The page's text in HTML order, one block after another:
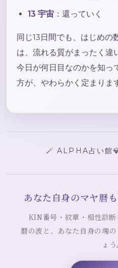
13 宇宙 ：還っていく
同じ13日間でも、はじめの
は、流れる質がまったく違
今日が何日目なのかを知っ
方が、やわらかく定まりま
🪄 ALPHA占い館
あなた自身のマヤ暦
KIN番号・紋章・相性診断
暦の波と、あなた自身の魂
ょう